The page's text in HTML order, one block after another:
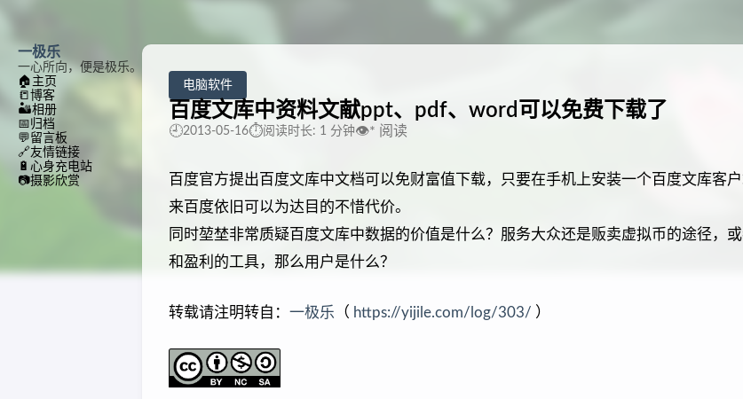
一极乐
一心所向，便是极乐。
🏠 主页
📒 博客
🏜️相册
📅 归档
💬留言板
🔗友情链接
🔋 心身充电站
📷摄影欣赏
电脑软件
百度文库中资料文献ppt、pdf、word可以免费下载了
🕘2013-05-16⏱️阅读时长: 1 分钟👁️* 阅读
百度官方提出百度文库中文档可以免财富值下载，只要在手机上安装一个百度文库客
来百度依旧可以为达目的不惜代价。
同时堃埜非常质疑百度文库中数据的价值是什么？服务大众还是贩卖虚拟币的途径，
和盈利的工具，那么用户是什么？
转载请注明转自： 一极乐 （ https://yijile.com/log/303/ ）